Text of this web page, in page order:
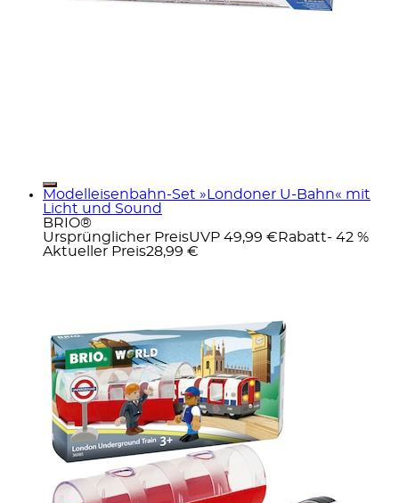
Modelleisenbahn-Set »Londoner U-Bahn« mit
Licht und Sound
BRIO®
Ursprünglicher PreisUVP 49,99 € Rabatt- 42 %
Aktueller Preis28,99 €